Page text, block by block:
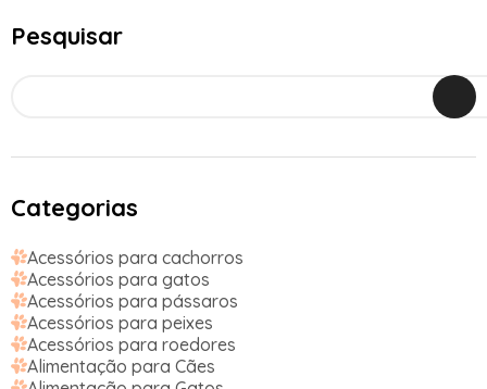
Pesquisar
Categorias
Acessórios para cachorros
Acessórios para gatos
Acessórios para pássaros
Acessórios para peixes
Acessórios para roedores
Alimentação para Cães